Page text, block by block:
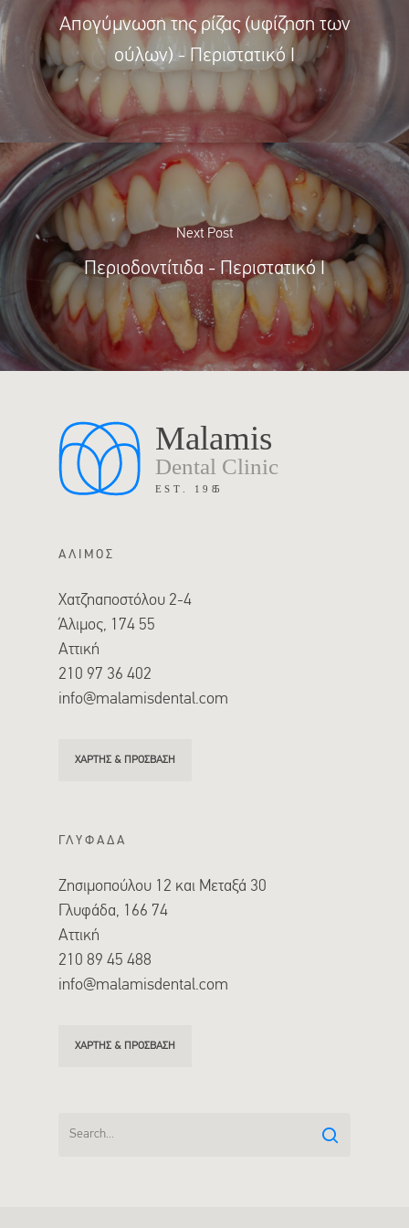
Απογύμνωση της ρίζας (υφίζηση των
ούλων) - Περιστατικό Ι
Next Post
Περιοδοντίτιδα - Περιστατικό Ι
ΑΛΙΜΟΣ
Χατζηαποστόλου 2-4
Άλιμος, 174 55
Αττική
210 97 36 402
info@malamisdental.com
ΧΑΡΤΗΣ & ΠΡΟΣΒΑΣΗ
ΓΛΥΦΑΔΑ
Ζησιμοπούλου 12 και Μεταξά 30
Γλυφάδα, 166 74
Αττική
210 89 45 488
info@malamisdental.com
ΧΑΡΤΗΣ & ΠΡΟΣΒΑΣΗ